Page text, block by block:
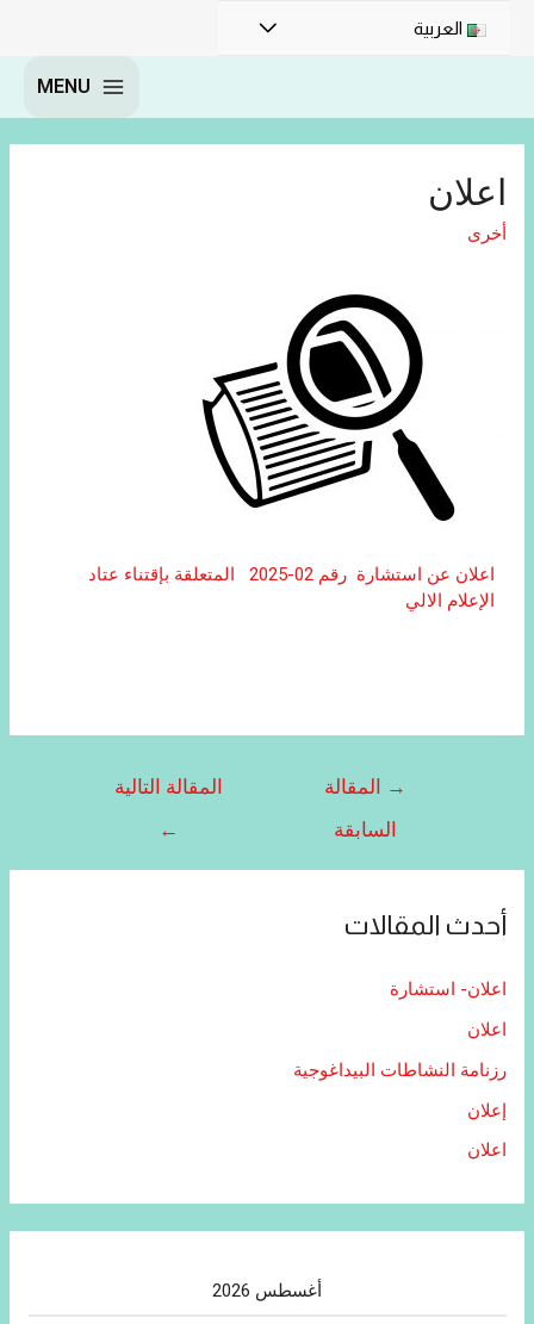
العربية
MENU
اعلان
أخرى
اعلان عن استشارة رقم 02-2025 المتعلقة بإقتناء عتاد
الإعلام الالي
→ المقالة
السابقة
المقالة التالية
←
أحدث المقالات
اعلان- استشارة
اعلان
رزنامة النشاطات البيداغوجية
إعلان
اعلان
أغسطس 2026